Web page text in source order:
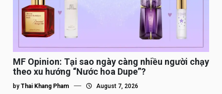
MF Opinion: Tại sao ngày càng nhiều người chạy
theo xu hướng “Nước hoa Dupe”?
by Thai Khang Pham August 7, 2026